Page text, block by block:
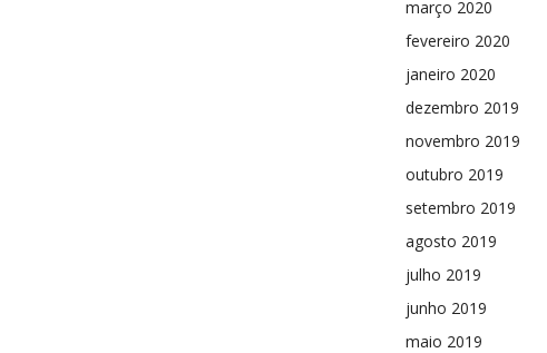
março 2020
fevereiro 2020
janeiro 2020
dezembro 2019
novembro 2019
outubro 2019
setembro 2019
agosto 2019
julho 2019
junho 2019
maio 2019